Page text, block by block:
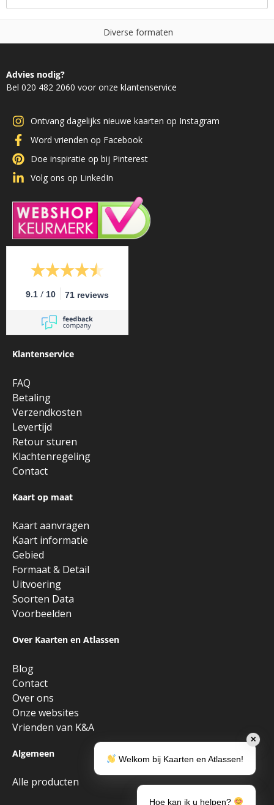
Diverse formaten
Advies nodig?
Bel 020 482 2060 voor onze klantenservice
Ontvang dagelijks nieuwe kaarten op Instagram
Word vrienden op Facebook
Doe inspiratie op bij Pinterest
Volg ons op LinkedIn
9.1 / 10 71 reviews
Klantenservice
FAQ
Betaling
Verzendkosten
Levertijd
Retour sturen
Klachtenregeling
Contact
Kaart op maat
Kaart aanvragen
Kaart informatie
Gebied
Formaat & Detail
Uitvoering
Soorten Data
Voorbeelden
Over Kaarten en Atlassen
Blog
Contact
Over ons
Onze websites
Vrienden van K&A
Algemeen
Alle producten
✕
Welkom bij Kaarten en Atlassen!
Hoe kan ik u helpen?